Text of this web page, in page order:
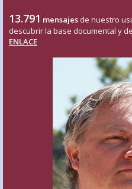
13.791 mensajes de nuestro
descubrir la base documental y
ENLACE